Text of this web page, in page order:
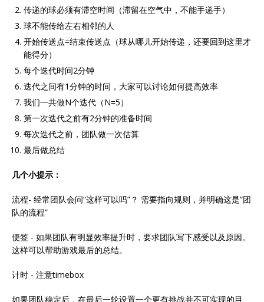
传递的球必须有滞空时间（滞留在空气中，不能手递手）
球不能传给左右相邻的人
开始传送点=结束传送点（球从哪儿开始传递，还要回到这里才
能得分）
每个迭代时间2分钟
迭代之间有1分钟的时间，大家可以讨论如何提高效率
我们一共做N个迭代（N=5）
第一次迭代之前有2分钟的准备时间
每次迭代之前，团队做一次估算
最后做总结
几个小提示：
流程- 经常团队会问“这样可以吗”？ 需要指向规则，并明确这是“团
队的流程”
便签 - 如果团队有明显效率提升时，要求团队写下感受以及原因。
这样可以帮助游戏最后的总结。
计时 - 注意timebox
如果团队稳定后，在最后一轮设置一个更有挑战并不可实现的目